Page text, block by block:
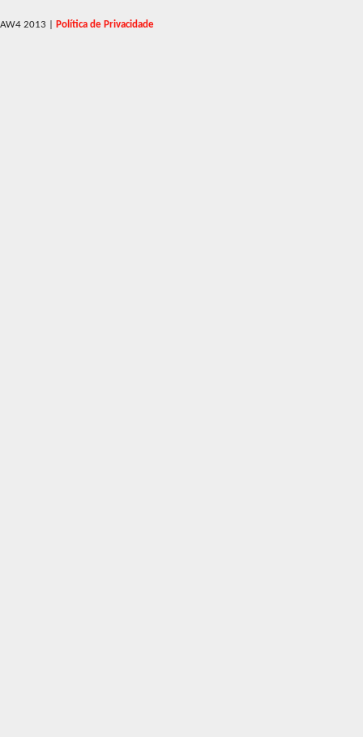
AW4 2013 Política de Privacidade